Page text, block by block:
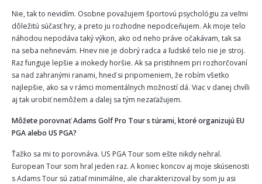
Nie, tak to nevidím. Osobne považujem športovú psychológiu za veľmi
dôležitú súčasť hry, a preto ju rozhodne nepodceňujem. Ak moje telo
náhodou nepodáva taký výkon, ako od neho práve očakávam, tak sa
na seba nehnevám. Hnev nie je dobrý radca a ľudské telo nie je stroj.
Raz funguje lepšie a inokedy horšie. Ak sa pristihnem pri rozhorčovaní
sa nad zahranými ranami, hneď si pripomeniem, že robím všetko
najlepšie, ako sa v rámci momentálnych možností dá. Viac v danej chvíli
aj tak urobiť nemôžem a ďalej sa tým nezaťažujem.
Môžete porovnať Adams Golf Pro Tour s túrami, ktoré organizujú EU
PGA alebo US PGA?
Ťažko sa mi to porovnáva. US PGA Tour som ešte nikdy nehral.
European Tour som hral jeden raz. A koniec koncov aj moje skúsenosti
s Adams Tour sú zatiaľ minimálne, ale charakterizoval by som ju asi